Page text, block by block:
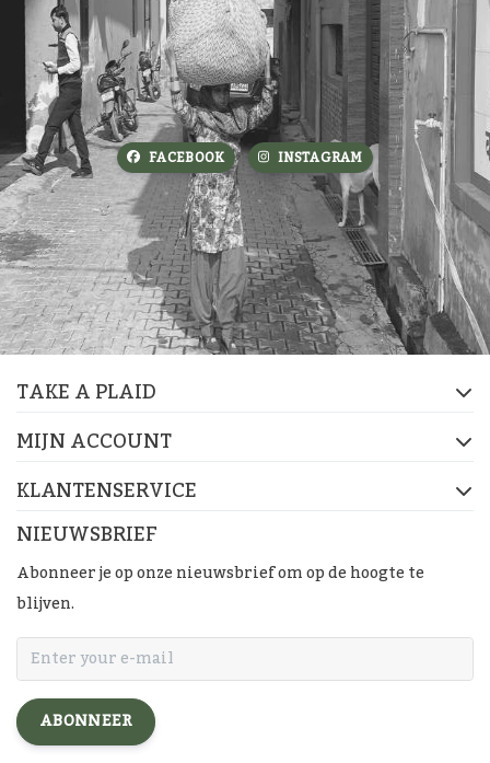
FACEBOOK INSTAGRAM
TAKE A PLAID
MIJN ACCOUNT
KLANTENSERVICE
NIEUWSBRIEF
Abonneer je op onze nieuwsbrief om op de hoogte te
blijven.
ABONNEER